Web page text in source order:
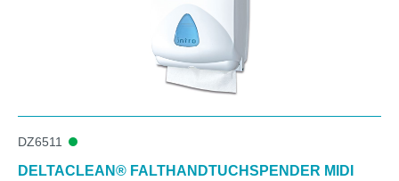
DZ6511
DELTACLEAN® FALTHANDTUCHSPENDER MIDI